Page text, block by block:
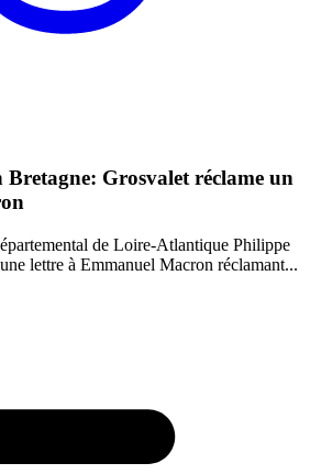
Grosvalet réclame un
de Loire-Atlantique Philippe
lettre à Emmanuel Macron réclamant...